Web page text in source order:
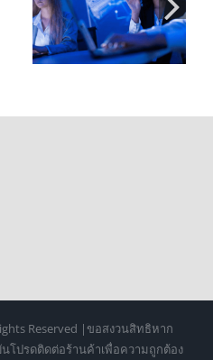
การออกแบบ
Hand Tracking
มืออาชีพ
Reserved |ขอสงวนสิทธิหาก
โปรดติดต่อร้านค้าเพื่อความถูกต้อง